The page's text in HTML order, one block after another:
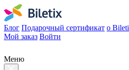
Блог Подарочный сертификат о
Мой заказ Войти
Меню